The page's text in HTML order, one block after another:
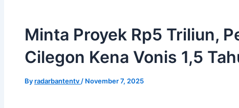
Minta Proyek Rp5 Triliun,
Cilegon Kena Vonis 1,5
Byradarbantentv / November 7, 2025